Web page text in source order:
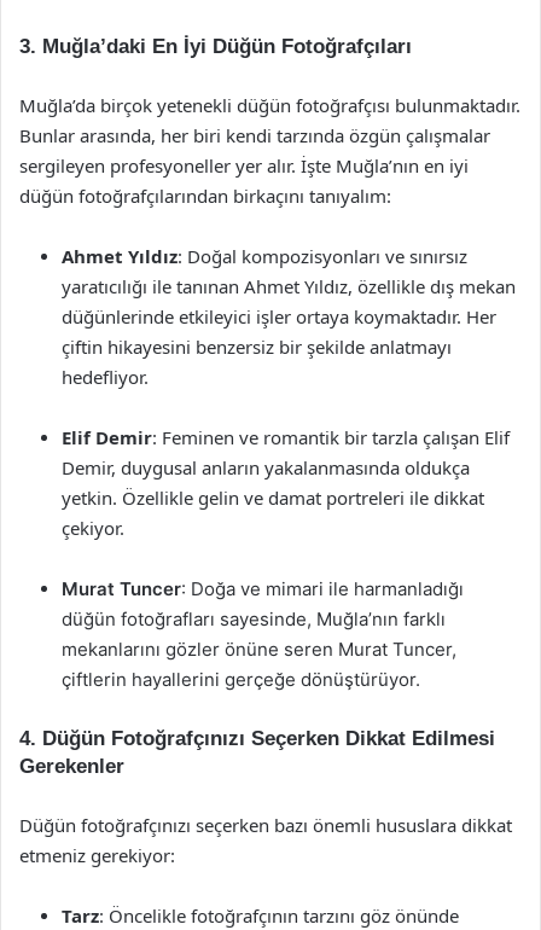
3. Muğla’daki En İyi Düğün Fotoğrafçıları
Muğla’da birçok yetenekli düğün fotoğrafçısı bulunmaktadır.
Bunlar arasında, her biri kendi tarzında özgün çalışmalar
sergileyen profesyoneller yer alır. İşte Muğla’nın en iyi
düğün fotoğrafçılarından birkaçını tanıyalım:
Ahmet Yıldız: Doğal kompozisyonları ve sınırsız
yaratıcılığı ile tanınan Ahmet Yıldız, özellikle dış mekan
düğünlerinde etkileyici işler ortaya koymaktadır. Her
çiftin hikayesini benzersiz bir şekilde anlatmayı
hedefliyor.
Elif Demir: Feminen ve romantik bir tarzla çalışan Elif
Demir, duygusal anların yakalanmasında oldukça
yetkin. Özellikle gelin ve damat portreleri ile dikkat
çekiyor.
Murat Tuncer: Doğa ve mimari ile harmanladığı
düğün fotoğrafları sayesinde, Muğla’nın farklı
mekanlarını gözler önüne seren Murat Tuncer,
çiftlerin hayallerini gerçeğe dönüştürüyor.
4. Düğün Fotoğrafçınızı Seçerken Dikkat Edilmesi
Gerekenler
Düğün fotoğrafçınızı seçerken bazı önemli hususlara dikkat
etmeniz gerekiyor:
Tarz: Öncelikle fotoğrafçının tarzını göz önünde